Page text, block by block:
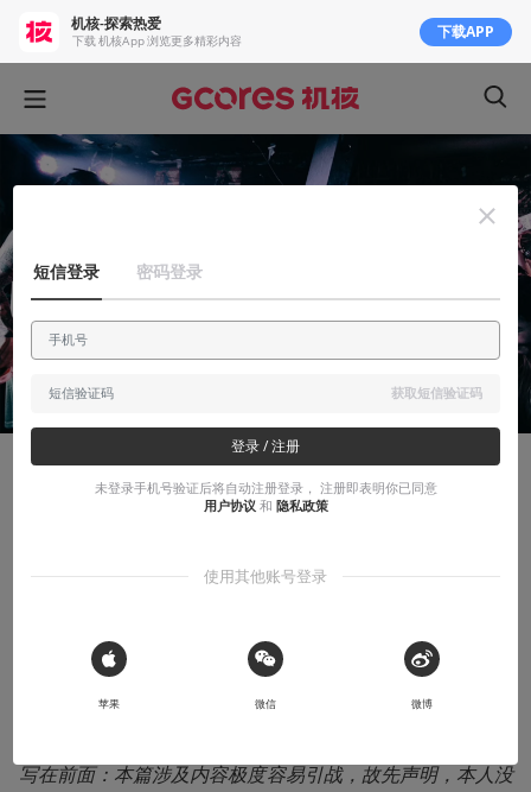
北京说唱最牛逼，不接受反驳
本文系用户投稿，不代表机核网观点
写在前面：本篇涉及内容极度容易引战，故先声明，本人没
机核-探索热爱
下载 机核App 浏览更多精彩内容 下载APP
短信登录 密码登录
获取短信验证码
登录 / 注册
未登录手机号验证后将自动注册登录， 注册即表明你已同意
用户协议 和 隐私政策
使用其他账号登录
 Sign in with Apple
苹果 微信 微博